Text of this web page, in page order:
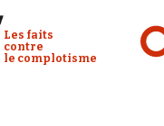
Conspiracy Watch :
Les faits
contre
le complotisme